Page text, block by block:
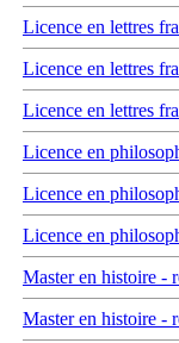
Licence en lettres
Licence en lettres
Licence en lettres
Licence en
Licence en
Licence en
Master en histoire -
Master en histoire -